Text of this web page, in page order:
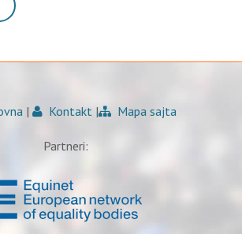
| Kontakt | Mapa sajta
Partneri: